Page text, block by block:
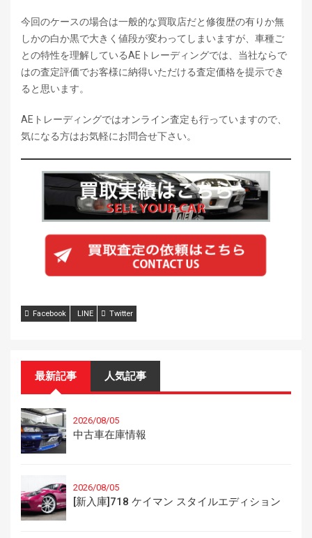
今回のケースの場合は一般的な買取店だと修復歴の有りか無
しかの白か黒で大きく値段が変わってしまいますが、車種ご
との特性を理解しているAEトレーディングでは、当社ならで
はの査定評価でお客様に納得いただける査定価格を提示でき
ると思います。
AEトレーディングではオンライン査定も行っていますので、
気になる方はお気軽にお問合せ下さい。
Facebook LINE Twitter
最新記事 人気記事
2026/08/05
中古車在庫情報
2026/08/05
[新入庫]718 ケイマン スタイルエディション